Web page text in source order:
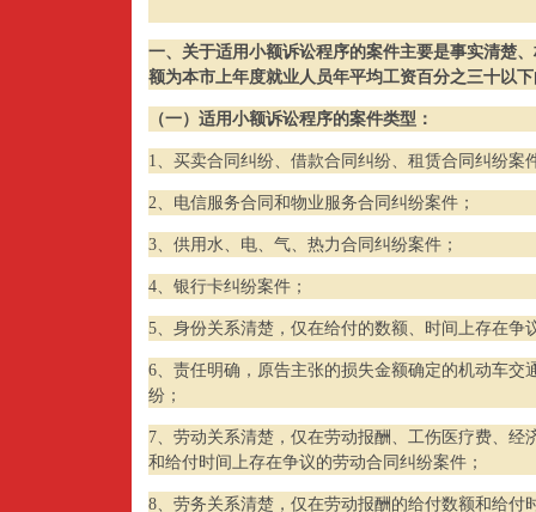
一、 关于适用小额诉讼程序的案件主要是事实清楚
额为本市上年度就业人员年平均工资百分之三十以
（一）适用小额诉讼程序的案件类型：
1、买卖合同纠纷、借款合同纠纷、租赁合同纠纷案
2、电信服务合同和物业服务合同纠纷案件；
3、供用水、电、气、热力合同纠纷案件；
4、银行卡纠纷案件；
5、身份关系清楚，仅在给付的数额、时间上存在争
6、责任明确，原告主张的损失金额确定的机动车交
纷；
7、劳动关系清楚，仅在劳动报酬、工伤医疗费、经
和给付时间上存在争议的劳动合同纠纷案件；
8、劳务关系清楚，仅在劳动报酬的给付数额和给付